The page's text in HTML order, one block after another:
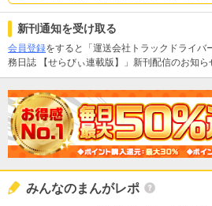
新刊通知を受け取る
会員登録をすると「運送会社トラックドライバ
務日誌 【せらびぃ連載版】」新刊配信のお知ら
みんなのまんがレポ